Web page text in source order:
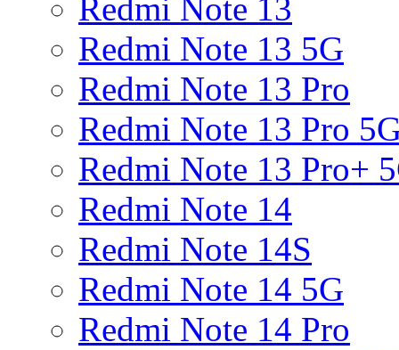
Redmi Note 13
Redmi Note 13 5G
Redmi Note 13 Pro
Redmi Note 13 Pro
Redmi Note 13 Pro+
Redmi Note 14
Redmi Note 14S
Redmi Note 14 5G
Redmi Note 14 Pro